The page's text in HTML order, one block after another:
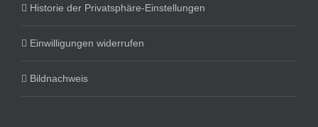
Historie der Privatsphäre-Einstellungen
Einwilligungen widerrufen
Bildnachweis